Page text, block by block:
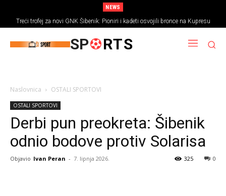
NEWS
Treći trofej za novi GNK Šibenik: Pioniri i kadeti osvojili bronce na Kupresu
SP RTS
Naslovnica OSTALI SPORTOVI
OSTALI SPORTOVI
Derbi pun preokreta: Šibenik
odnio bodove protiv Solarisa
Objavio Ivan Peran - 7. lipnja 2026. 0
325